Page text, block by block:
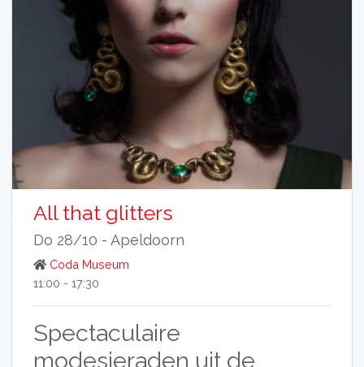
All that glitters
Do 28/10 - Apeldoorn
Coda Museum
11:00 - 17:30
Spectaculaire
modesieraden uit de